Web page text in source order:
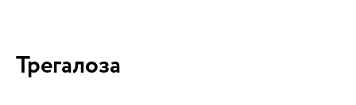
Трегалоза